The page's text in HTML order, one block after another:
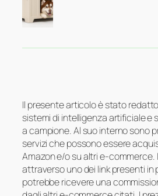
Il presente articolo è stato redatto
sistemi di intelligenza artificiale e
a campione. Al suo interno sono
servizi che possono essere
Amazon e/o su altri e-
attraverso uno dei link presenti in
potrebbe ricevere una